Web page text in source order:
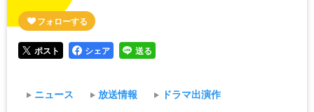
ポスト シェア 送る
ニュース 放送情報
ドラマ出演作